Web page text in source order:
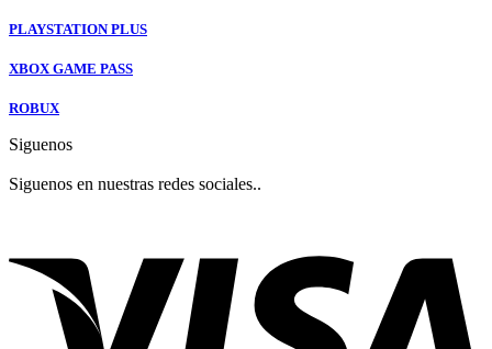
PLAYSTATION PLUS
XBOX GAME PASS
ROBUX
Siguenos
Siguenos en nuestras redes sociales..